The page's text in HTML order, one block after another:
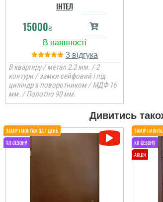
Павло
Неділю назад
встановили двері. я
задоволений, двері
виглядають міцно,
гарно. Установщики
Євген та Олександр
Далі будемо дивитися...
ІНТЕЛ
15000₴
3
В квартиру / метал 2.2 мм. / 2
контури / замки сейфовий і під
циліндр з поворотником / МДФ 16
мм. / Полотно 90 мм.
Дивитись